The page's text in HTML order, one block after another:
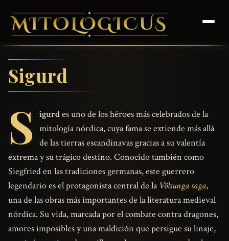
Sigurd
S igurdes uno de los héroes más celebrados de la
mitología nórdica, cuya fama se extiende más allá
de las tierras escandinavas gracias a su valentía
extrema y su trágico destino. Conocido también como
Siegfried en las tradiciones germanas, este guerrero
legendario es el protagonista central de la Völsunga saga,
una de las obras más importantes de la literatura medieval
nórdica. Su vida, marcada por el combate contra dragones,
amores imposibles y una maldición que persigue su linaje,